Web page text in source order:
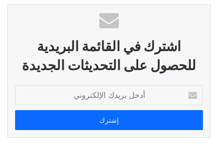
اشترك في القائمة البريدية
للحصول على التحديثات الجديدة
بريدك
الإلكتروني